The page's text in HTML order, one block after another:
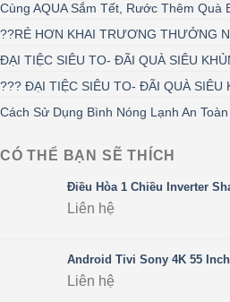
Cùng AQUA Sắm Tết, Rước Thêm Quà
??RẺ HƠN KHAI TRƯƠNG THƯỞNG
ĐẠI TIỆC SIÊU TO- ĐÃI QUÀ SIÊU
??? ĐẠI TIỆC SIÊU TO- ĐÃI QUÀ SIÊU
Cách Sử Dụng Bình Nóng Lạnh An
CÓ THỂ BẠN SẼ THÍCH
Điều Hòa 1 Chiều Inverter
Liên hệ
Android Tivi Sony 4K 55 Inch
Liên hệ